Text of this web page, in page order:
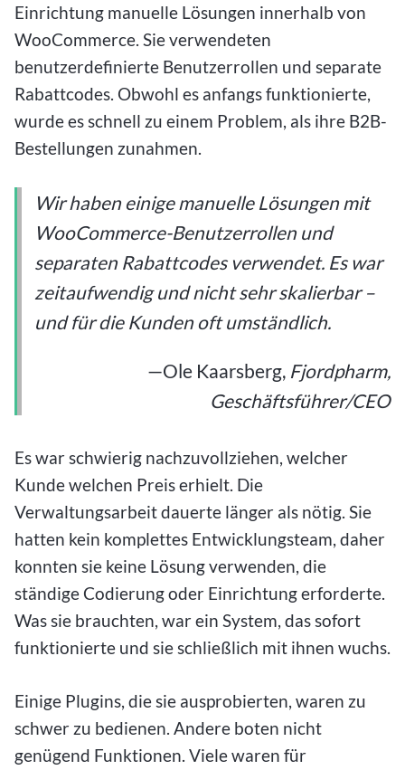
Einrichtung manuelle Lösungen innerhalb von
WooCommerce. Sie verwendeten
benutzerdefinierte Benutzerrollen und separate
Rabattcodes. Obwohl es anfangs funktionierte,
wurde es schnell zu einem Problem, als ihre B2B-
Bestellungen zunahmen.
Wir haben einige manuelle Lösungen mit
WooCommerce-Benutzerrollen und
separaten Rabattcodes verwendet. Es war
zeitaufwendig und nicht sehr skalierbar –
und für die Kunden oft umständlich.
—Ole Kaarsberg, Fjordpharm,
Geschäftsführer/CEO
Es war schwierig nachzuvollziehen, welcher
Kunde welchen Preis erhielt. Die
Verwaltungsarbeit dauerte länger als nötig. Sie
hatten kein komplettes Entwicklungsteam, daher
konnten sie keine Lösung verwenden, die
ständige Codierung oder Einrichtung erforderte.
Was sie brauchten, war ein System, das sofort
funktionierte und sie schließlich mit ihnen wuchs.
Einige Plugins, die sie ausprobierten, waren zu
schwer zu bedienen. Andere boten nicht
genügend Funktionen. Viele waren für